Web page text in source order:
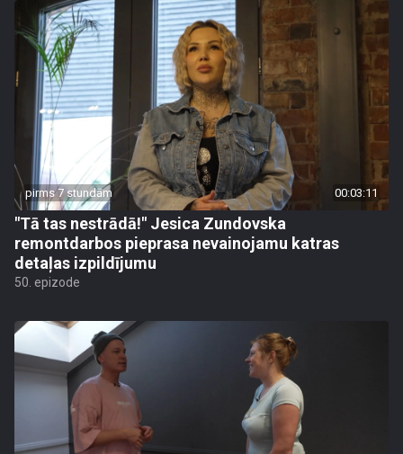
pirms 7 stundām 00:03:11
"Tā tas nestrādā!" Jesica Zundovska
remontdarbos pieprasa nevainojamu katras
detaļas izpildījumu
50. epizode